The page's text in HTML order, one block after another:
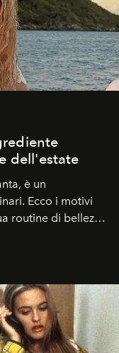
dell'estate
è un
Ecco i motivi
routine di bellezza